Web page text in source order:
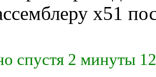
x51
спустя 2 минуты